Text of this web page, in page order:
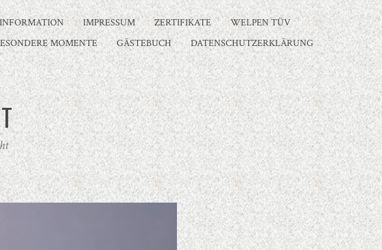
IMPRESSUM ZERTIFIKATE
WELPEN TÜV
MOMENTE GÄSTEBUCH DATENSCHUTZERKLÄRUNG